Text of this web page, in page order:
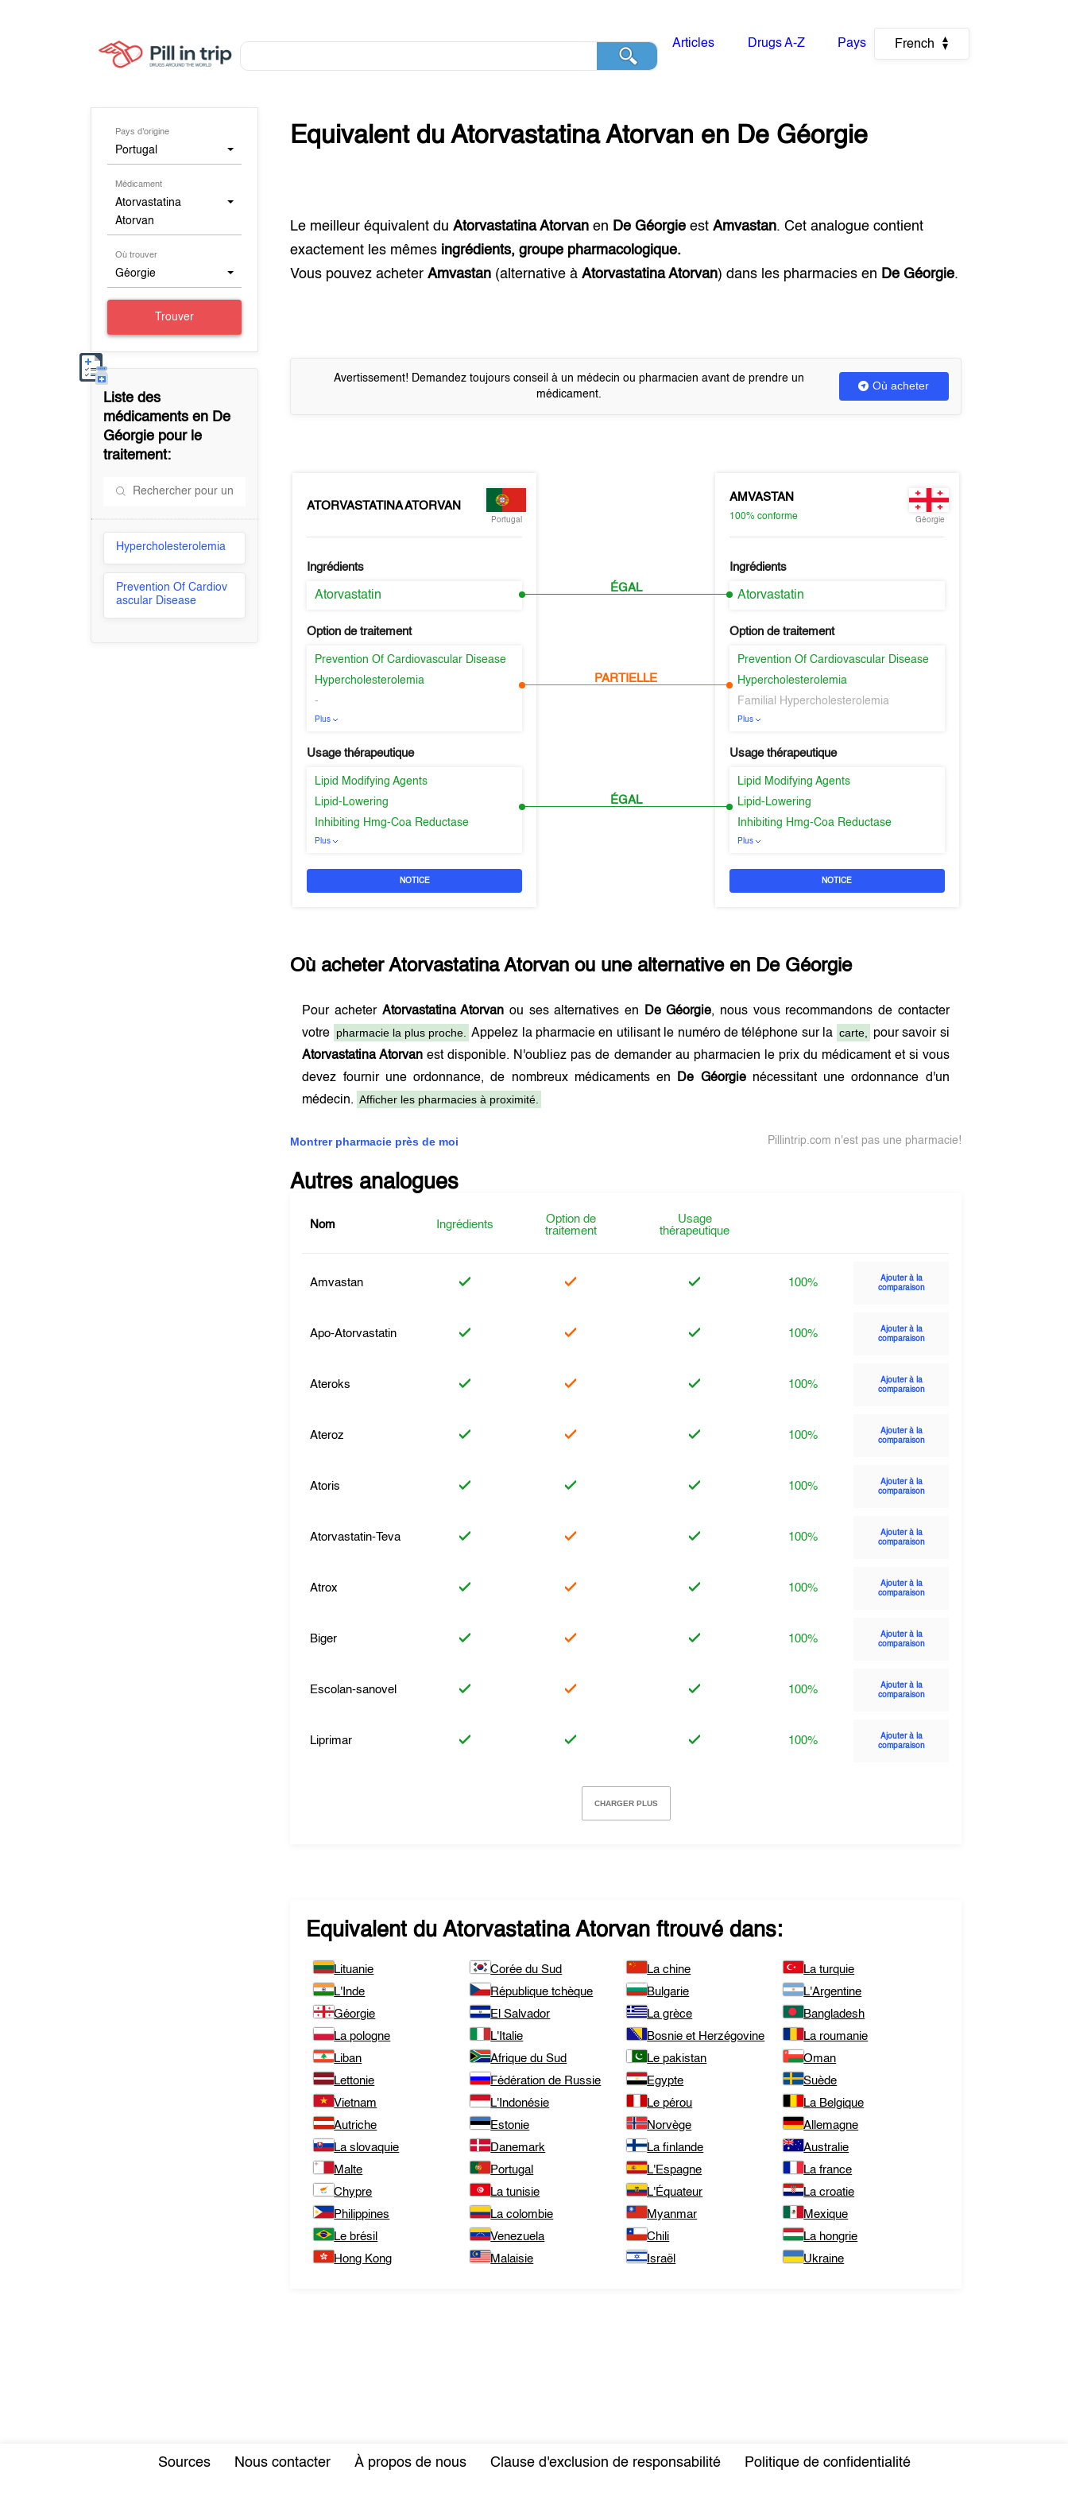
Articles Drugs A-Z Pays French
Pays d'origine
Portugal
Médicament
Atorvastatina
Atorvan
Où trouver
Géorgie
Trouver
Liste des
médicaments en De
Géorgie pour le
traitement:
Hypercholesterolemia
Prevention Of Cardiov
ascular Disease
Equivalent duAtorvastatina Atorvan en De Géorgie
Le meilleur équivalent duAtorvastatina Atorvan en De Géorgie estAmvastan. Cet analogue contient
exactement les mêmes ingrédients, groupe pharmacologique.
Vous pouvez acheterAmvastan (alternative àAtorvastatina Atorvan) dans les pharmacies en De Géorgie.
Avertissement! Demandez toujours conseil à un médecin ou pharmacien avant de prendre un
médicament.
Où acheter
ATORVASTATINA ATORVAN
Portugal
Ingrédients
Atorvastatin
Option de traitement
Prevention Of Cardiovascular Disease
Hypercholesterolemia
-
Plus
Usage thérapeutique
Lipid Modifying Agents
Lipid-Lowering
Inhibiting Hmg-Coa Reductase
Plus
NOTICE
ÉGAL
PARTIELLE
ÉGAL
AMVASTAN
100% conforme Géorgie
Ingrédients
Atorvastatin
Option de traitement
Prevention Of Cardiovascular Disease
Hypercholesterolemia
Familial Hypercholesterolemia
Plus
Usage thérapeutique
Lipid Modifying Agents
Lipid-Lowering
Inhibiting Hmg-Coa Reductase
Plus
NOTICE
Où acheterAtorvastatina Atorvan ou une alternative en De Géorgie
Pour acheter Atorvastatina Atorvan ou ses alternatives en De Géorgie, nous vous recommandons de contacter
votre pharmacie la plus proche. Appelez la pharmacie en utilisant le numéro de téléphone sur la carte,
pour savoir si
Atorvastatina Atorvan est disponible. N'oubliez pas de demander au pharmacien le prix du médicament et si vous
devez fournir une ordonnance, de nombreux médicaments en
De Géorgienécessitant une ordonnance d'un
médecin. Afficher les pharmacies à proximité.
Montrer pharmacie près de moi Pillintrip.com n'est pas une pharmacie!
Autres analogues
Nom Ingrédients
Option de
traitement
Usage
thérapeutique
Amvastan 100%
Ajouter à la
comparaison
Apo-Atorvastatin 100%
Ajouter à la
comparaison
Ateroks 100%
Ajouter à la
comparaison
Ateroz 100%
Ajouter à la
comparaison
Atoris 100%
Ajouter à la
comparaison
Atorvastatin-Teva 100%
Ajouter à la
comparaison
Atrox 100%
Ajouter à la
comparaison
Biger 100%
Ajouter à la
comparaison
Escolan-sanovel 100%
Ajouter à la
comparaison
Liprimar 100%
Ajouter à la
comparaison
CHARGER PLUS
Equivalent duAtorvastatina Atorvan ftrouvé dans:
Lituanie Corée du Sud La chine
La turquie
L'Inde
République tchèque Bulgarie
L'Argentine
Géorgie
El Salvador La grèce
Bangladesh
La pologne
L'Italie Bosnie et Herzégovine
La roumanie
Liban
Afrique du Sud Le pakistan
Oman
Lettonie
Fédération de Russie Egypte
Suède
Vietnam
L'Indonésie Le pérou
La Belgique
Autriche
Estonie Norvège
Allemagne
La slovaquie
Danemark La finlande
Australie
Malte
Portugal L'Espagne
La france
Chypre
La tunisie L'Équateur
La croatie
Philippines
La colombie Myanmar
Mexique
Le brésil
Venezuela Chili
La hongrie
Hong Kong
Malaisie Israël Ukraine
Sources Nous contacter À propos de nous Clause d'exclusion de responsabilité Politique de confidentialité